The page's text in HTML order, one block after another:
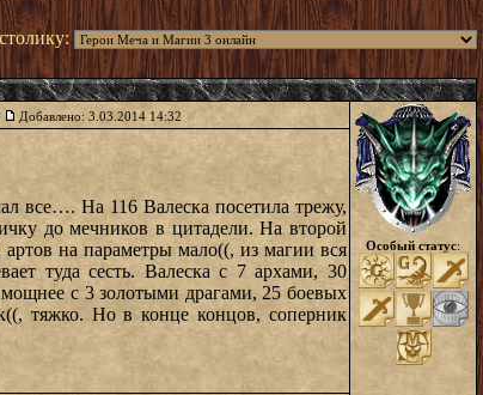
Добавлено: 3.03.2014 14:32
все…. На 116 Валеска посетила трежу,
до мечников в цитадели. На второй
на параметры мало((, из магии вся
туда сесть. Валеска с 7 архами, 30
с 3 золотыми драгами, 25 боевых
тяжко. Но в конце концов, соперник
Особый статус: